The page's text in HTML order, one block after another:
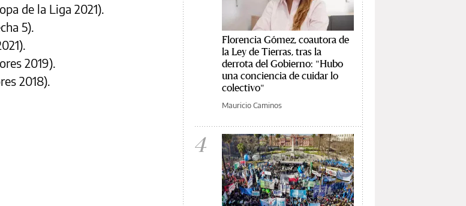
de la Liga 2021).
5).
2019).
2018).
Florencia Gómez, coautora de
la Ley de Tierras, tras la
derrota del Gobierno: "Hubo
una conciencia de cuidar lo
colectivo"
Mauricio Caminos
4